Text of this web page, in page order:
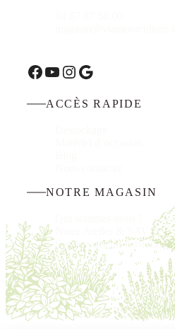
Facebook
YouTube
Instagram
Google
ACCÈS RAPIDE
NOTRE MAGASIN
Service aux professionnels
Copyright ©2020-2026 Via
légales|Politique de
Teaser